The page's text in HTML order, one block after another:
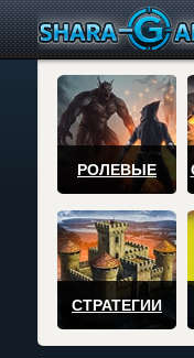
РОЛЕВЫЕ
СТРАТЕГИИ